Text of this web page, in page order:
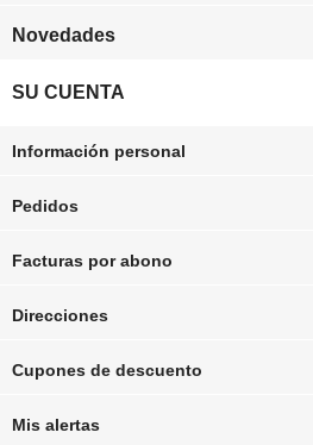
Novedades
SU CUENTA
Información personal
Pedidos
Facturas por abono
Direcciones
Cupones de descuento
Mis alertas